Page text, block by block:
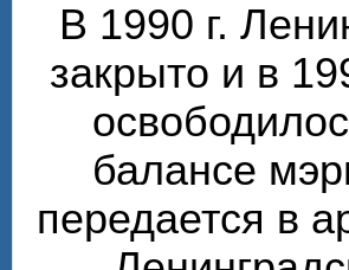
В 1990 г.
закрыто и в
балансе
передается в